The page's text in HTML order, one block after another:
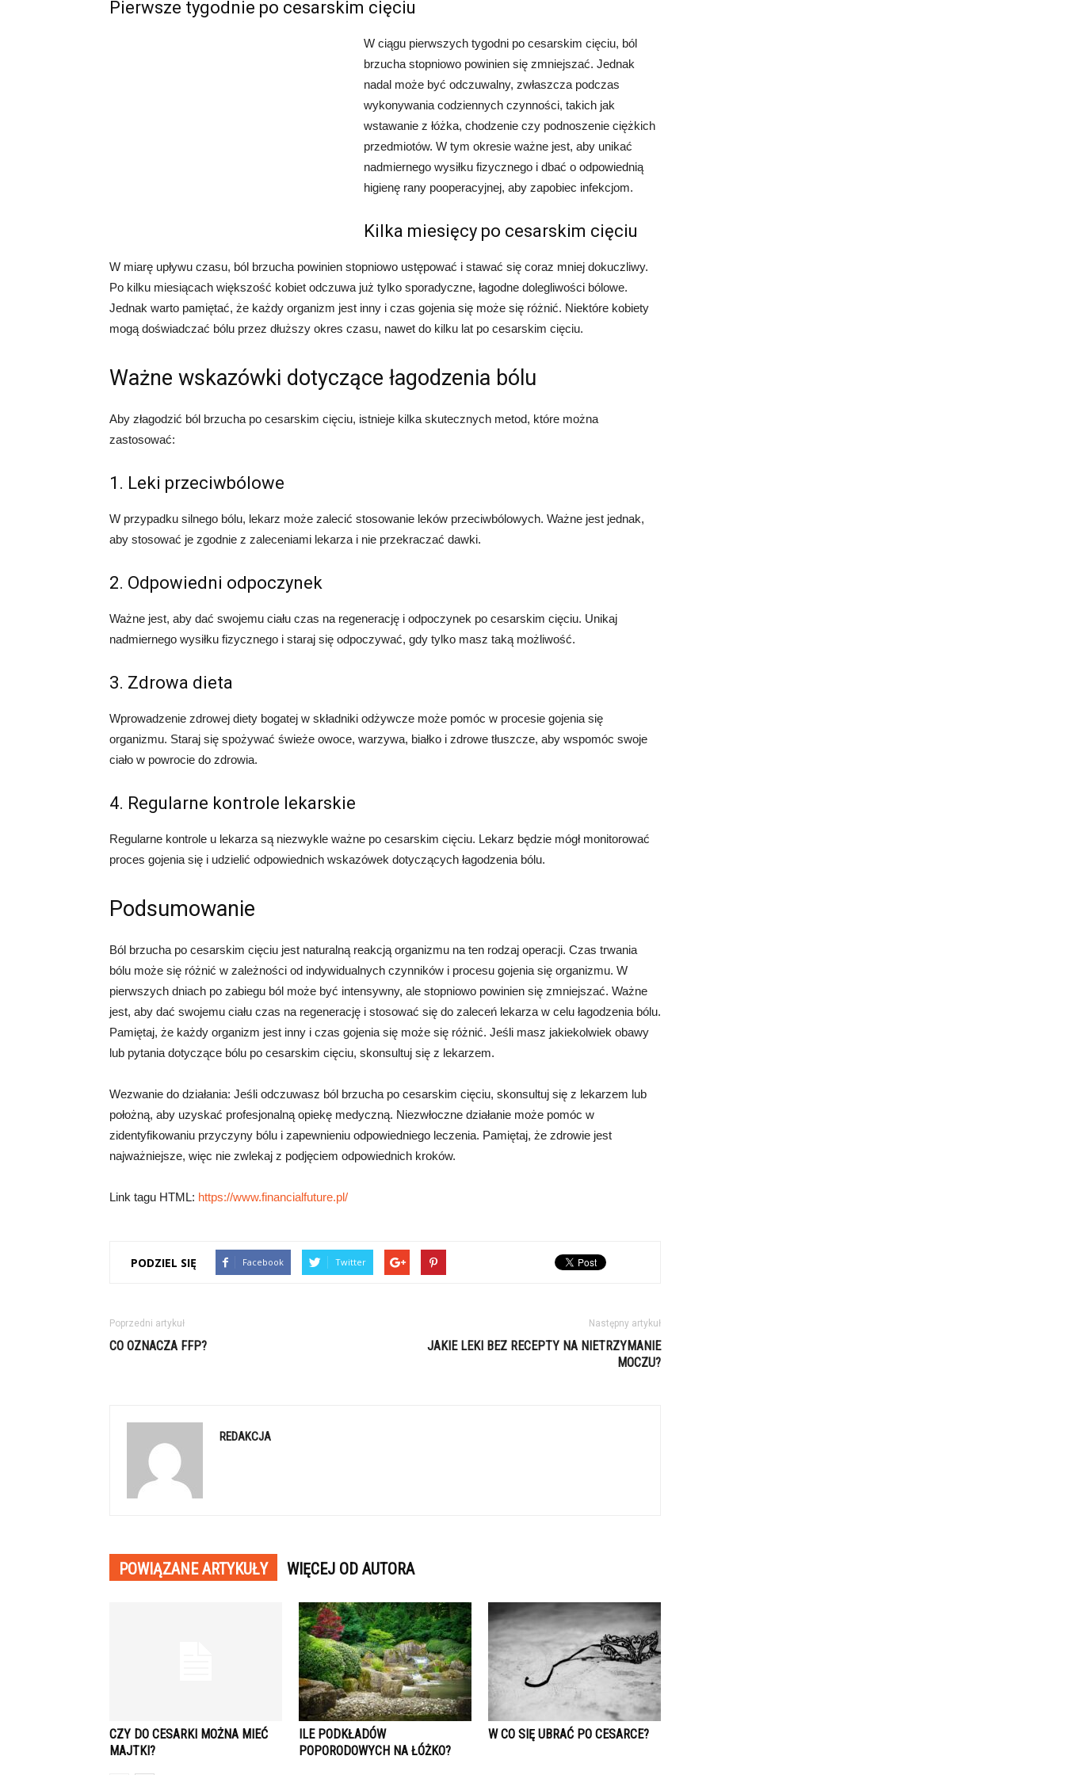
Pierwsze tygodnie po cesarskim cięciu
W ciągu pierwszych tygodni po cesarskim cięciu, ból
brzucha stopniowo powinien się zmniejszać. Jednak
nadal może być odczuwalny, zwłaszcza podczas
wykonywania codziennych czynności, takich jak
wstawanie z łóżka, chodzenie czy podnoszenie ciężkich
przedmiotów. W tym okresie ważne jest, aby unikać
nadmiernego wysiłku fizycznego i dbać o odpowiednią
higienę rany pooperacyjnej, aby zapobiec infekcjom.
Kilka miesięcy po cesarskim cięciu
W miarę upływu czasu, ból brzucha powinien stopniowo ustępować i stawać się coraz mniej dokuczliwy.
Po kilku miesiącach większość kobiet odczuwa już tylko sporadyczne, łagodne dolegliwości bólowe.
Jednak warto pamiętać, że każdy organizm jest inny i czas gojenia się może się różnić. Niektóre kobiety
mogą doświadczać bólu przez dłuższy okres czasu, nawet do kilku lat po cesarskim cięciu.
Ważne wskazówki dotyczące łagodzenia bólu
Aby złagodzić ból brzucha po cesarskim cięciu, istnieje kilka skutecznych metod, które można
zastosować:
1. Leki przeciwbólowe
W przypadku silnego bólu, lekarz może zalecić stosowanie leków przeciwbólowych. Ważne jest jednak,
aby stosować je zgodnie z zaleceniami lekarza i nie przekraczać dawki.
2. Odpowiedni odpoczynek
Ważne jest, aby dać swojemu ciału czas na regenerację i odpoczynek po cesarskim cięciu. Unikaj
nadmiernego wysiłku fizycznego i staraj się odpoczywać, gdy tylko masz taką możliwość.
3. Zdrowa dieta
Wprowadzenie zdrowej diety bogatej w składniki odżywcze może pomóc w procesie gojenia się
organizmu. Staraj się spożywać świeże owoce, warzywa, białko i zdrowe tłuszcze, aby wspomóc swoje
ciało w powrocie do zdrowia.
4. Regularne kontrole lekarskie
Regularne kontrole u lekarza są niezwykle ważne po cesarskim cięciu. Lekarz będzie mógł monitorować
proces gojenia się i udzielić odpowiednich wskazówek dotyczących łagodzenia bólu.
Podsumowanie
Ból brzucha po cesarskim cięciu jest naturalną reakcją organizmu na ten rodzaj operacji. Czas trwania
bólu może się różnić w zależności od indywidualnych czynników i procesu gojenia się organizmu. W
pierwszych dniach po zabiegu ból może być intensywny, ale stopniowo powinien się zmniejszać. Ważne
jest, aby dać swojemu ciału czas na regenerację i stosować się do zaleceń lekarza w celu łagodzenia bólu.
Pamiętaj, że każdy organizm jest inny i czas gojenia się może się różnić. Jeśli masz jakiekolwiek obawy
lub pytania dotyczące bólu po cesarskim cięciu, skonsultuj się z lekarzem.
Wezwanie do działania: Jeśli odczuwasz ból brzucha po cesarskim cięciu, skonsultuj się z lekarzem lub
położną, aby uzyskać profesjonalną opiekę medyczną. Niezwłoczne działanie może pomóc w
zidentyfikowaniu przyczyny bólu i zapewnieniu odpowiedniego leczenia. Pamiętaj, że zdrowie jest
najważniejsze, więc nie zwlekaj z podjęciem odpowiednich kroków.
Link tagu HTML: https://www.financialfuture.pl/
PODZIEL SIĘ Facebook Twitter
Poprzedni artykuł
CO OZNACZA FFP?
Następny artykuł
JAKIE LEKI BEZ RECEPTY NA NIETRZYMANIE
MOCZU?
REDAKCJA
POWIĄZANE ARTYKUŁY WIĘCEJ OD AUTORA
CZY DO CESARKI MOŻNA MIEĆ
MAJTKI?
ILE PODKŁADÓW
POPORODOWYCH NA ŁÓŻKO?
W CO SIĘ UBRAĆ PO CESARCE?